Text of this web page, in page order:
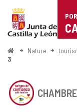
Portal
de
Turismo
de
Castilla
<
Nature
3
établissement